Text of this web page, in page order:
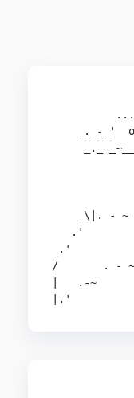
_._-_'
_._-
_\|. - ~
.'
.'
/       . -
|   .-~
|.'